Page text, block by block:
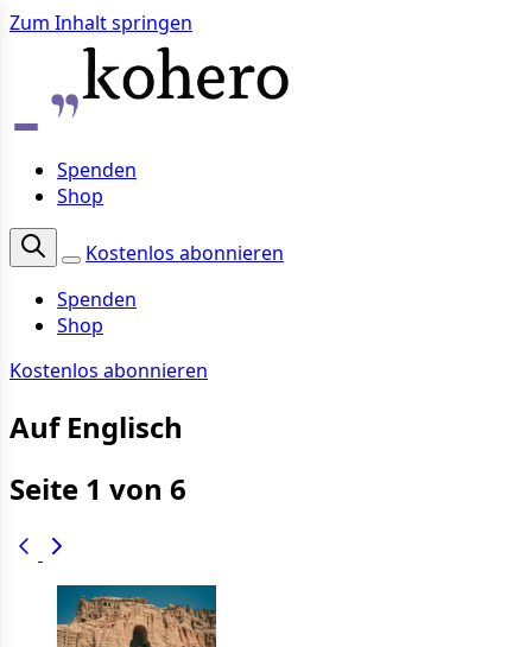
Zum Inhalt springen
Spenden
Shop
Kostenlos abonnieren
Spenden
Shop
Kostenlos abonnieren
Auf Englisch
Seite 1 von 6